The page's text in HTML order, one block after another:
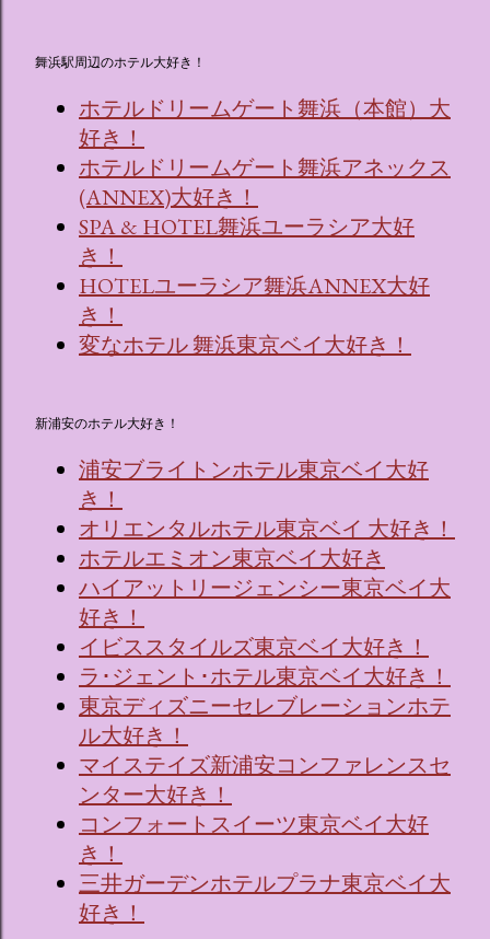
舞浜駅周辺のホテル大好き！
ホテルドリームゲート舞浜（本館）大
好き！
ホテルドリームゲート舞浜アネックス
(ANNEX)大好き！
SPA & HOTEL舞浜ユーラシア大好
き！
HOTELユーラシア舞浜ANNEX大好
き！
変なホテル 舞浜東京ベイ大好き！
新浦安のホテル大好き！
浦安ブライトンホテル東京ベイ大好
き！
オリエンタルホテル東京ベイ 大好き！
ホテルエミオン東京ベイ大好き
ハイアットリージェンシー東京ベイ大
好き！
イビススタイルズ東京ベイ大好き！
ラ･ジェント･ホテル東京ベイ大好き！
東京ディズニーセレブレーションホテ
ル大好き！
マイステイズ新浦安コンファレンスセ
ンター大好き！
コンフォートスイーツ東京ベイ大好
き！
三井ガーデンホテルプラナ東京ベイ大
好き！